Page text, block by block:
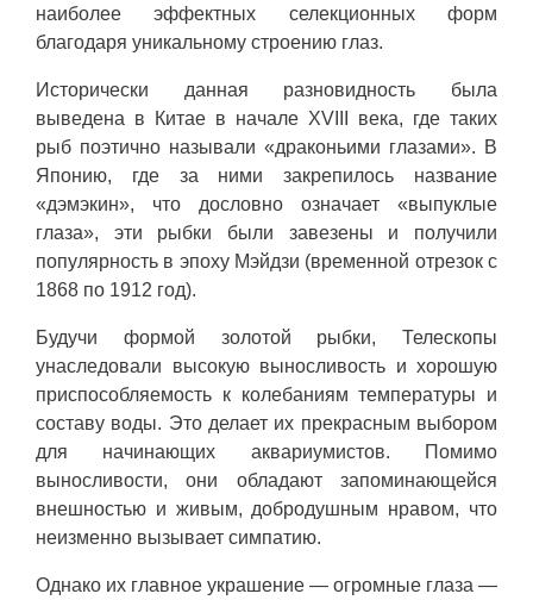
наиболее эффектных селекционных форм
благодаря уникальному строению глаз.
Исторически данная разновидность была
выведена в Китае в начале XVIII века, где таких
рыб поэтично называли «драконьими глазами». В
Японию, где за ними закрепилось название
«дэмэкин», что дословно означает «выпуклые
глаза», эти рыбки были завезены и получили
популярность в эпоху Мэйдзи (временной отрезок с
1868 по 1912 год).
Будучи формой золотой рыбки, Телескопы
унаследовали высокую выносливость и хорошую
приспособляемость к колебаниям температуры и
составу воды. Это делает их прекрасным выбором
для начинающих аквариумистов. Помимо
выносливости, они обладают запоминающейся
внешностью и живым, добродушным нравом, что
неизменно вызывает симпатию.
Однако их главное украшение — огромные глаза —